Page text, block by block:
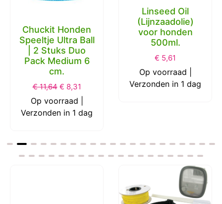
Chuckit Honden
Speeltje Ultra Ball
| 2 Stuks Duo
Pack Medium 6
cm.
€11,64 € 8,31
Op voorraad |
Verzonden in 1 dag
Linseed Oil
(Lijnzaadolie)
voor honden
500ml.
€ 5,61
Op voorraad |
Verzonden in 1 dag